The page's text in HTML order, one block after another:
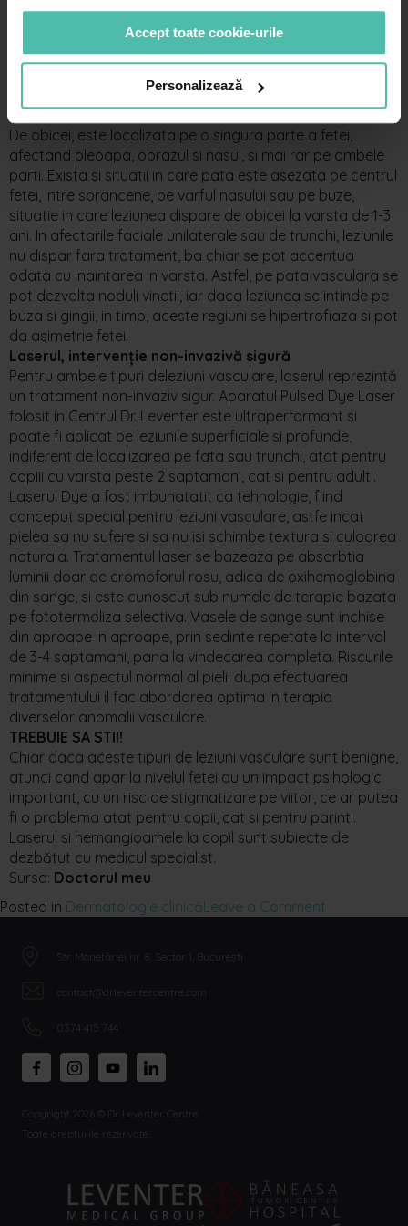
Accept toate cookie-urile
Personalizează
O alta leziune vasculara benigna frecvent intalnita este
malfomatia capilara, cunoscuta sub denumirile de „port-
wine stain”, „pata de vin de Porto”, „pata de somon”,
nevus flammeus sau „sarutul ingerului”. Se prezinta sub
forma unei pete plane rosii-vinetii, cu margini bine definite,
localizata mai des pe fata, dar si pe trunchi sau membre.
De obicei, este localizata pe o singura parte a fetei,
afectand pleoapa, obrazul si nasul, si mai rar pe ambele
parti. Exista si situatii in care pata este asezata pe centrul
fetei, intre sprancene, pe varful nasului sau pe buze,
situatie in care leziunea dispare de obicei la varsta de 1-3
ani. In afectarile faciale unilaterale sau de trunchi, leziunile
nu dispar fara tratament, ba chiar se pot accentua
odata cu inaintarea in varsta. Astfel, pe pata vasculara se
pot dezvolta noduli vinetii, iar daca leziunea se intinde pe
buza si gingii, in timp, aceste regiuni se hipertrofiaza si pot
da asimetrie fetei.
Laserul, intervenție non-invazivă sigură
Pentru ambele tipuri deleziuni vasculare, laserul reprezintă
un tratament non-invaziv sigur. Aparatul Pulsed Dye Laser
folosit in Centrul Dr. Leventer este ultraperformant si
poate fi aplicat pe leziunile superficiale si profunde,
indiferent de localizarea pe fata sau trunchi, atat pentru
copiii cu varsta peste 2 saptamani, cat si pentru adulti.
Laserul Dye a fost imbunatatit ca tehnologie, fiind
conceput special pentru leziuni vasculare, astfe incat
pielea sa nu sufere si sa nu isi schimbe textura si culoarea
naturala. Tratamentul laser se bazeaza pe absorbtia
luminii doar de cromoforul rosu, adica de oxihemoglobina
din sange, si este cunoscut sub numele de terapie bazata
pe fototermoliza selectiva. Vasele de sange sunt inchise
din aproape in aproape, prin sedinte repetate la interval
de 3-4 saptamani, pana la vindecarea completa. Riscurile
minime si aspectul normal al pielii dupa efectuarea
tratamentului il fac abordarea optima in terapia
diverselor anomalii vasculare.
TREBUIE SA STII!
Chiar daca aceste tipuri de leziuni vasculare sunt benigne,
atunci cand apar la nivelul fetei au un impact psihologic
important, cu un risc de stigmatizare pe viitor, ce ar putea
fi o problema atat pentru copii, cat si pentru parinti.
Laserul si hemangioamele la copil sunt subiecte de
dezbătut cu medicul specialist.
Sursa: Doctorul meu
Posted in Dermatologie clinicăLeave a Comment
Str. Monetăriei nr. 8, Sector 1, București
contact@drleventercentre.com
0374 415 744
Copyright 2026 © Dr Leventer Centre
Toate drepturile rezervate.